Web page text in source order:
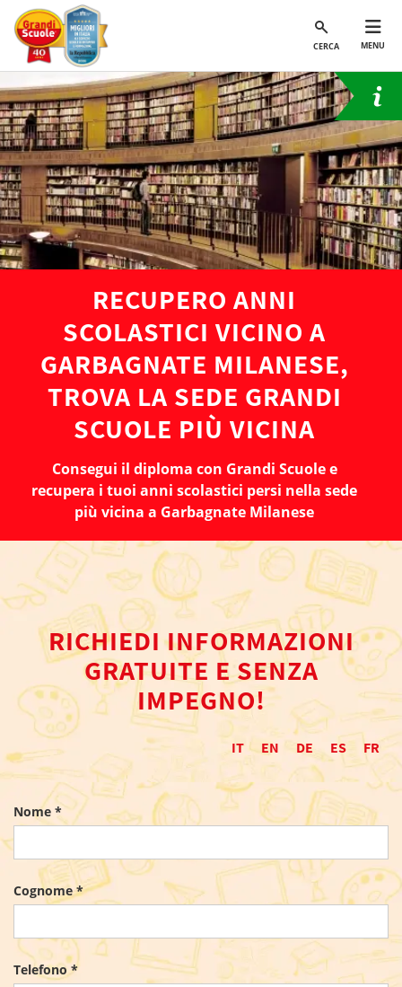
CERCA MENU
RECUPERO ANNI
SCOLASTICI VICINO A
GARBAGNATE MILANESE,
TROVA LA SEDE GRANDI
SCUOLE PIÙ VICINA
Consegui il diploma con Grandi Scuole e
recupera i tuoi anni scolastici persi nella sede
più vicina a Garbagnate Milanese
RICHIEDI INFORMAZIONI
GRATUITE E SENZA
IMPEGNO!
IT EN DE ES FR
Nome *
Cognome *
Telefono *